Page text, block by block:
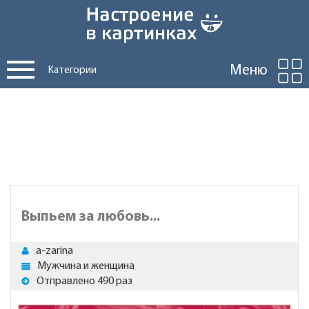
Категории Меню
Выпьем за любовь...
a-zarina
Мужчина и женщина
Отправлено 490 раз